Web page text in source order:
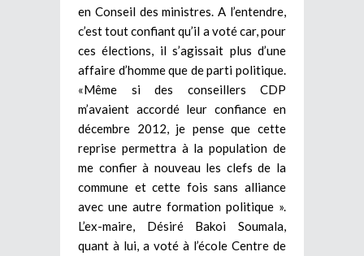
en Conseil des ministres. A l’entendre,
c’est tout confiant qu’il a voté car, pour
ces élections, il s’agissait plus d’une
affaire d’homme que de parti politique.
«Même si des conseillers CDP
m’avaient accordé leur confiance en
décembre 2012, je pense que cette
reprise permettra à la population de
me confier à nouveau les clefs de la
commune et cette fois sans alliance
avec une autre formation politique ».
L’ex-maire, Désiré Bakoi Soumala,
quant à lui, a voté à l’école Centre de